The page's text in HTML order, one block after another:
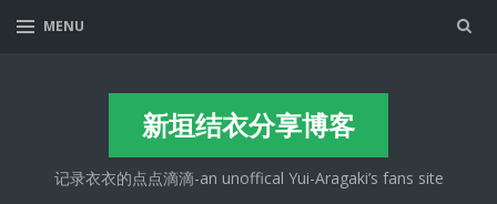
MENU
新垣结衣分享博客
记录衣衣的点点滴滴-an unoffical Yui-Aragaki’s fans site